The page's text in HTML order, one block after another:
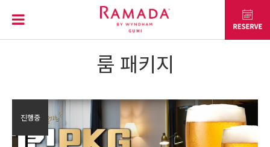
룸 패키지
프로모션
진행중